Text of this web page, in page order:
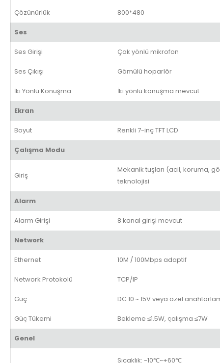
Çözünürlük 800*480
Ses
Ses Girişi Çok yönlü mikrofon
Ses Çıkışı Gömülü hoparlör
İki Yönlü Konuşma İki yönlü konuşma mevcut
Ekran
Boyut Renkli 7-inç TFT LCD
Çalışma Modu
Giriş
Mekanik tuşları (acil, koruma,
teknolojisi
Alarm
Alarm Girişi 8 kanal girişi mevcut
Network
Ethernet 10M / 100Mbps adaptif
Network Protokolü TCP/IP
Güç DC 10 ~ 15V veya özel
Güç Tükemi Bekleme ≤1.5W, çalışma ≤7W
Genel
Sıcaklık: -10℃~+60℃